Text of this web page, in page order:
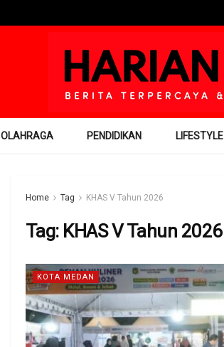
OLAHRAGA PENDIDIKAN LIFESTYLE
Home Tag KHAS V Tahun 2026
Tag: KHAS V Tahun 2026
KOTA MEDAN